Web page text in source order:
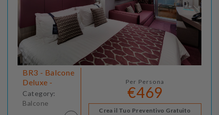
BR3 - Balcone
Deluxe -
Category:
Balcone
Per Persona
€469
Crea il Tuo Preventivo Gratuito